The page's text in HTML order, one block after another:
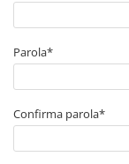
Parola*
Confirma parola*